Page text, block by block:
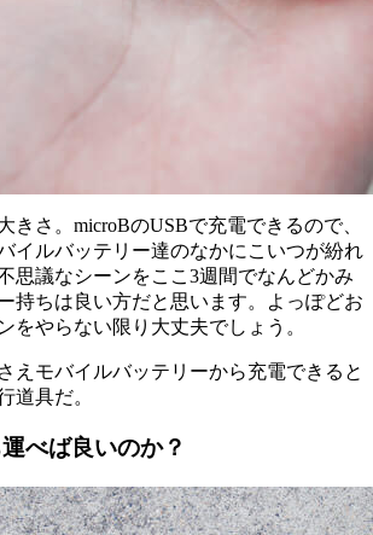
きさ。microBのUSBで充電できるので、
イルバッテリー達のなかにこいつが紛れ
思議なシーンをここ3週間でなんどかみ
持ちは良い方だと思います。よっぽどお
をやらない限り大丈夫でしょう。
えモバイルバッテリーから充電できると
道具だ。
べば良いのか？